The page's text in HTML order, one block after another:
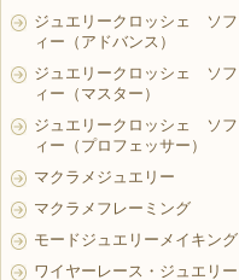
ジュエリークロッシェ ソフ
ィー（アドバンス）
ジュエリークロッシェ ソフ
ィー（マスター）
ジュエリークロッシェ ソフ
ィー（プロフェッサー）
マクラメジュエリー
マクラメフレーミング
モードジュエリーメイキング
ワイヤーレース・ジュエリー